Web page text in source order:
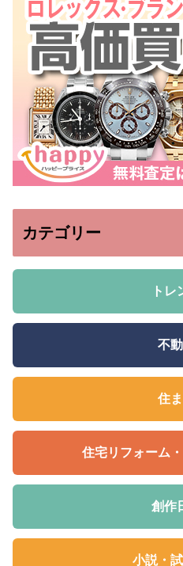
カテゴリー
トレ
不
住
住宅リフォーム
創作
小説・